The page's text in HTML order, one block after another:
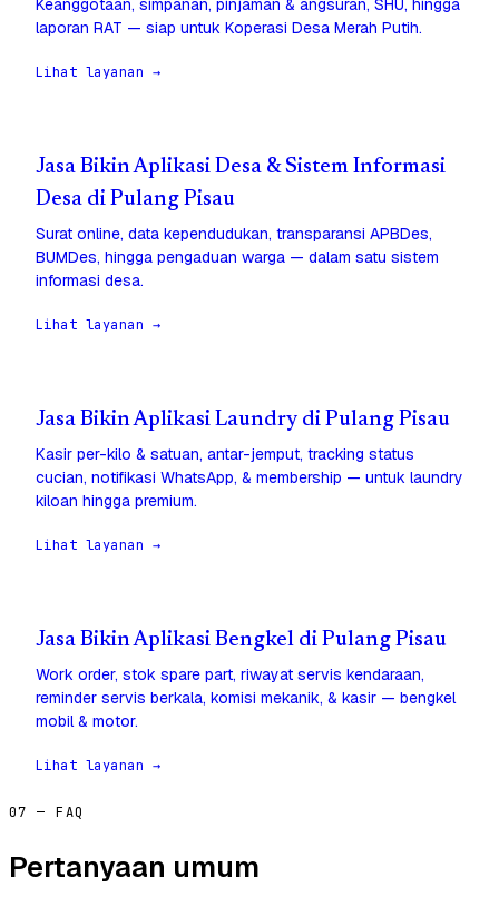
Keanggotaan, simpanan, pinjaman & angsuran, SHU, hingga
laporan RAT — siap untuk Koperasi Desa Merah Putih.
Lihat layanan →
Jasa Bikin Aplikasi Desa & Sistem Informasi
Desa di Pulang Pisau
Surat online, data kependudukan, transparansi APBDes,
BUMDes, hingga pengaduan warga — dalam satu sistem
informasi desa.
Lihat layanan →
Jasa Bikin Aplikasi Laundry di Pulang Pisau
Kasir per-kilo & satuan, antar-jemput, tracking status
cucian, notifikasi WhatsApp, & membership — untuk laundry
kiloan hingga premium.
Lihat layanan →
Jasa Bikin Aplikasi Bengkel di Pulang Pisau
Work order, stok spare part, riwayat servis kendaraan,
reminder servis berkala, komisi mekanik, & kasir — bengkel
mobil & motor.
Lihat layanan →
07 — FAQ
Pertanyaan umum